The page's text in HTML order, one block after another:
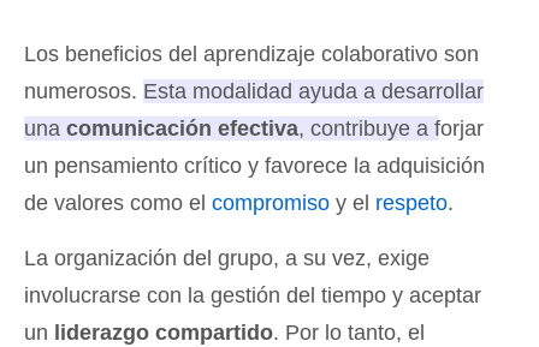
Los beneficios del aprendizaje colaborativo son
numerosos. Esta modalidad ayuda a desarrollar
una comunicación efectiva, contribuye a forjar
un pensamiento crítico y favorece la adquisición
de valores como el compromiso y el respeto.
La organización del grupo, a su vez, exige
involucrarse con la gestión del tiempo y aceptar
un liderazgo compartido. Por lo tanto, el